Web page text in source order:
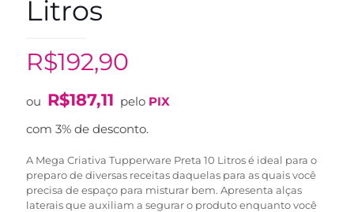
Litros
R$192,90
ou R$187,11 pelo PIX
com 3% de desconto.
A Mega Criativa Tupperware Preta 10 Litros é ideal para o
preparo de diversas receitas daquelas para as quais você
precisa de espaço para misturar bem. Apresenta alças
laterais que auxiliam a segurar o produto enquanto você